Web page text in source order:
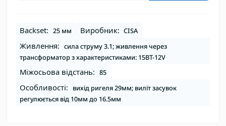
Backset: 25 мм Виробник: CISA
Живлення: сила струму 3.1; живлення через
трансформатор з характеристиками: 15ВТ-12V
Міжосьова відстань: 85
Особливості:
вихід ригеля 29мм; виліт засувок
регулюється від 10мм до 16.5мм